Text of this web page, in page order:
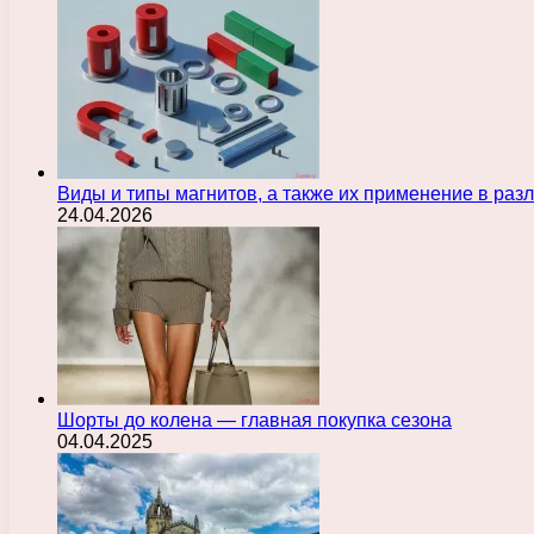
Виды и типы магнитов, а также их применение в
24.04.2026
Шорты до колена — главная покупка сезона
04.04.2025